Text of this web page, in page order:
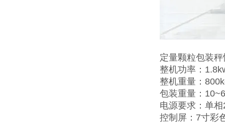
定量颗粒包装秤
整机功率：
整机重量：
包装重量：
电源要求：单
控制屏：7寸彩